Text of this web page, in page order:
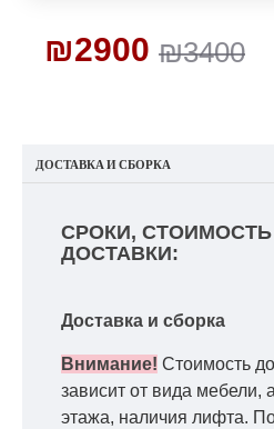
₪3400
₪2900
ДОСТАВКА И СБОРКА
СРОКИ,
ДОСТАВКИ:
Доставка и сборка
Внимание! Стоимость
зависит от вида мебели,
этажа, наличия лифта.